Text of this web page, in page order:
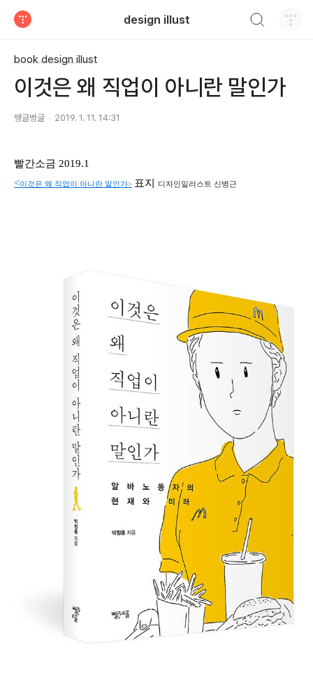
design illust
book design illust
이것은 왜 직업이 아니란 말인가
뱅글벙글 2019. 1. 11. 14:31
빨간소금 2019.1
<이것은 왜 직업이 아니란 말인가> 표지 디자인일러스트 신병근